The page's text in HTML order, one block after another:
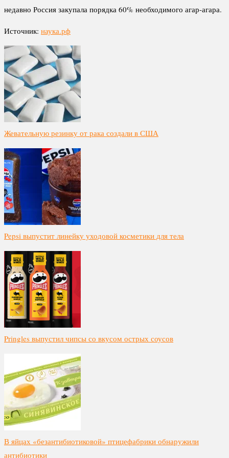
недавно Россия закупала порядка 60% необходимого агар-агара.
Источник: наука.рф
Жевательную резинку от рака создали в США
Pepsi выпустит линейку уходовой косметики для тела
Pringles выпустил чипсы со вкусом острых соусов
В яйцах «безантибиотиковой» птицефабрики обнаружили
антибиотики